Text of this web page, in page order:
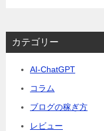
カテゴリー
AI-ChatGPT
コラム
ブログの稼ぎ方
レビュー